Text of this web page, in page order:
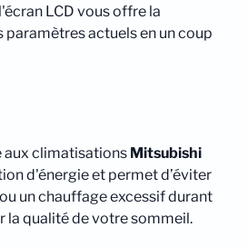
LCD vous offre la
actuels en un coup
aux climatisations Mitsubishi
d'énergie et permet d’éviter
un chauffage excessif durant
la qualité de votre sommeil.